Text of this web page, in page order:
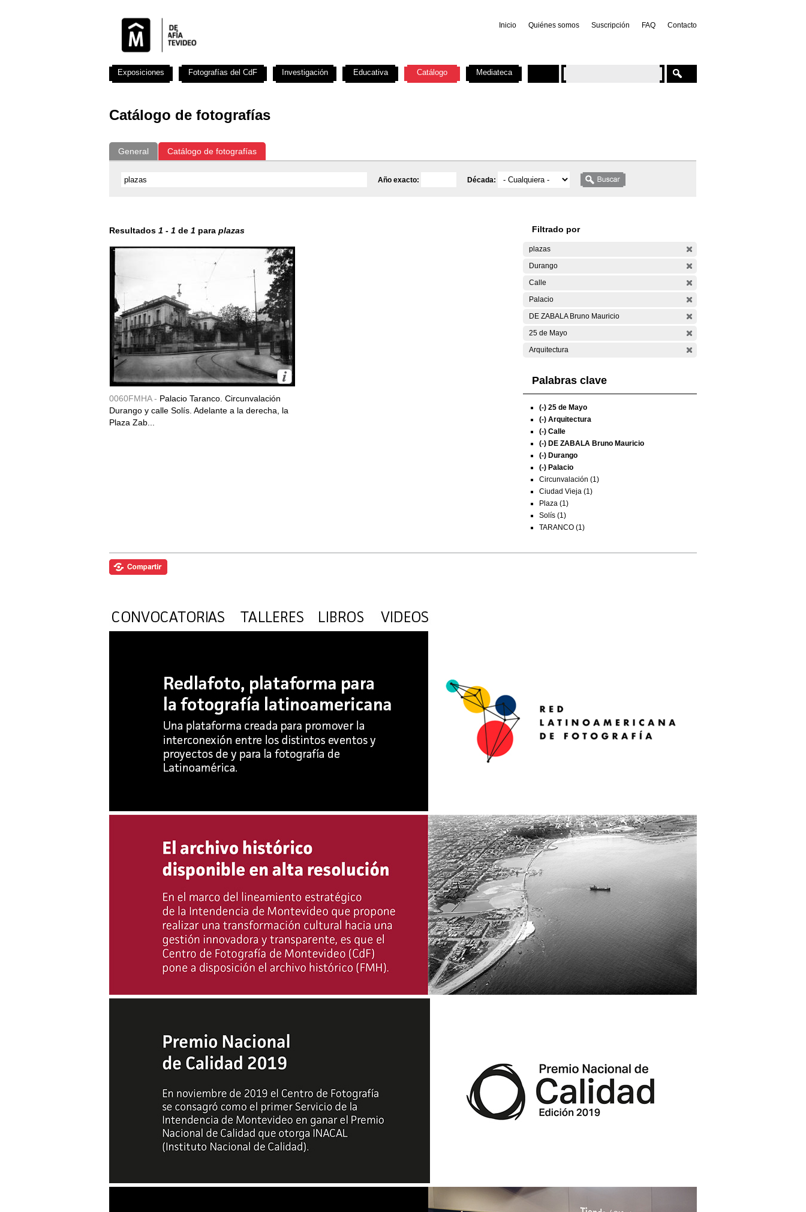
Inicio Quiénes somos Suscripción FAQ Contacto
Catálogo de fotografías
General Catálogo de fotografías
Año exacto: Década:
Resultados 1 - 1 de 1 para plazas
0060FMHA - Palacio Taranco. Circunvalación
Durango y calle Solís. Adelante a la derecha, la
Plaza Zab...
Filtrado por
plazas
Durango
Calle
Palacio
DE ZABALA Bruno Mauricio
25 de Mayo
Arquitectura
Palabras clave
(-) 25 de Mayo
(-) Arquitectura
(-) Calle
(-) DE ZABALA Bruno Mauricio
(-) Durango
(-) Palacio
Circunvalación (1)
Ciudad Vieja (1)
Plaza (1)
Solís (1)
TARANCO (1)
Exposiciones Fotografías del CdF Investigación Educativa Catálogo Mediateca